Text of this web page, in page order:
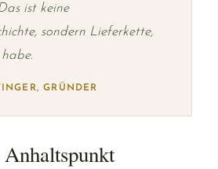
ist keine
sondern Lieferkette,
GRÜNDER